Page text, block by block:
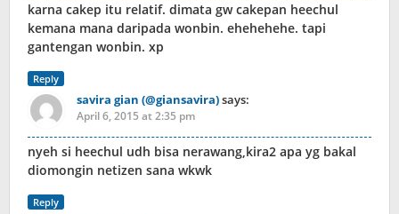
karna cakep itu relatif. dimata gw cakepan heechul
kemana mana daripada wonbin. ehehehehe. tapi
gantengan wonbin. xp
Reply
savira gian (@giansavira)says:
April 6, 2015 at 2:35 pm
nyeh si heechul udh bisa nerawang,kira2 apa yg bakal
diomongin netizen sana wkwk
Reply